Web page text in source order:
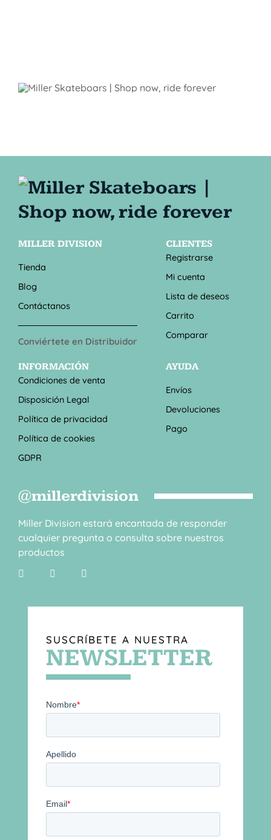
MILLER DIVISION
Tienda
Blog
Contáctanos
Conviértete en Distribuidor
CLIENTES
Registrarse
Mi cuenta
Lista de deseos
Carrito
Comparar
INFORMACIÓN
Condiciones de venta
Disposición Legal
Política de privacidad
Política de cookies
GDPR
AYUDA
Envíos
Devoluciones
Pago
@millerdivision
Miller Division estará encantada de responder
cualquier pregunta o consulta sobre nuestros
productos
SUSCRÍBETE A NUESTRA
NEWSLETTER